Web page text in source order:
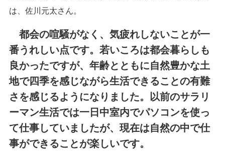
は、佐川元太さん。
都会の喧騒がなく、気疲れしないことが一
番うれしい点です。若いころは都会暮らしも
良かったですが、年齢とともに自然豊かな土
地で四季を感じながら生活できることの有難
さを感じるようになりました。以前のサラリ
ーマン生活では一日中室内でパソコンを使っ
て仕事していましたが、現在は自然の中で仕
事ができることが楽しいです。